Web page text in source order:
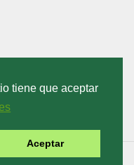
tiene que aceptar
Aceptar